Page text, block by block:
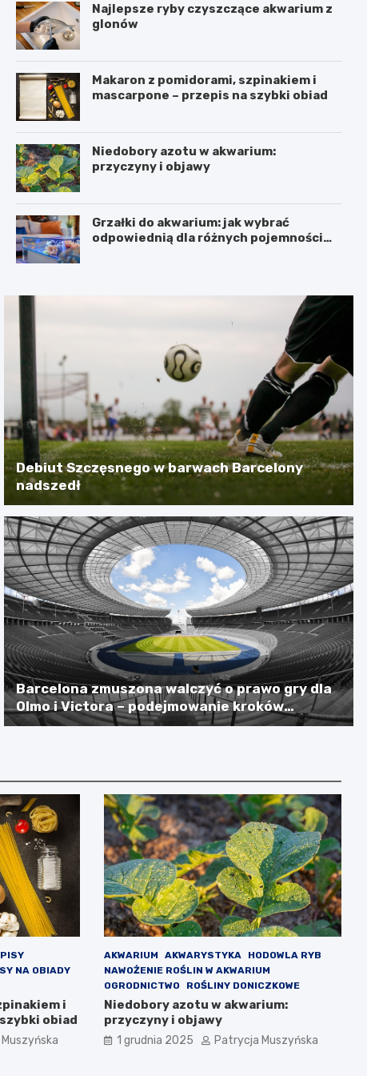
Najlepsze ryby czyszczące akwarium z
glonów
Makaron z pomidorami, szpinakiem i
mascarpone – przepis na szybki obiad
Niedobory azotu w akwarium:
przyczyny i objawy
Grzałki do akwarium: jak wybrać
odpowiednią dla różnych pojemności
Debiut Szczęsnego w barwach Barcelony
nadszedł
Barcelona zmuszona walczyć o prawo gry dla
Olmo i Victora – podejmowanie kroków
prawnych jako ostatnia szansa
NA OBIADY
i
obiad
AKWARIUM AKWARYSTYKA
HODOWLA RYB
NAWOŻENIE ROŚLIN W AKWARIUM
OGRODNICTWO
ROŚLINY DONICZKOWE
Niedobory azotu w akwarium:
przyczyny i objawy
1 grudnia 2025 Patrycja Muszyńska